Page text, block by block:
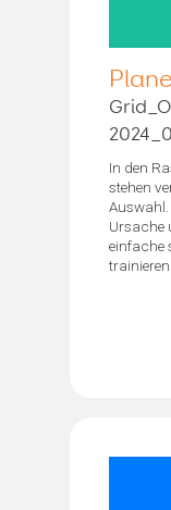
In den
stehen
Ursache
einfache
trainieren.